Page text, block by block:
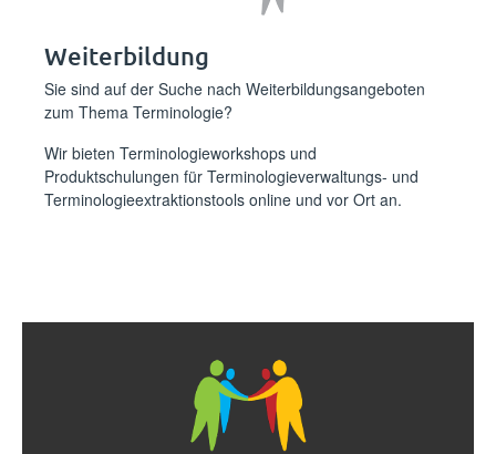
Weiterbildung
Sie sind auf der Suche nach Weiterbildungsangeboten
zum Thema Terminologie?
Wir bieten Terminologieworkshops und
Produktschulungen für Terminologieverwaltungs- und
Terminologieextraktionstools online und vor Ort an.